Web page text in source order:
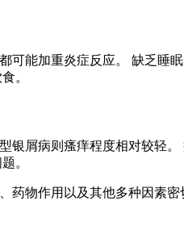
可能加重炎症反应。 缺乏睡
。
银屑病则瘙痒程度相对较轻
。
物作用以及其他多种因素